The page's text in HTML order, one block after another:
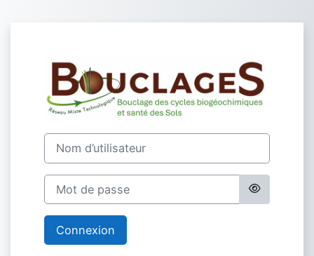
Connexion à
Nom d’utilisateur
Mot de passe
Connexion